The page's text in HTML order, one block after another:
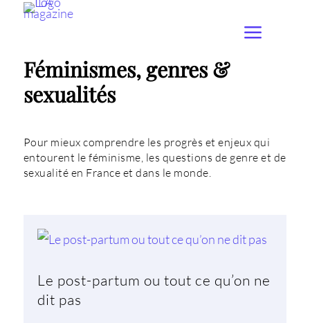
Féminismes, genres &
sexualités
Pour mieux comprendre les progrès et enjeux qui
entourent le féminisme, les questions de genre et de
sexualité en France et dans le monde.
Le post-partum ou tout ce qu’on ne
dit pas